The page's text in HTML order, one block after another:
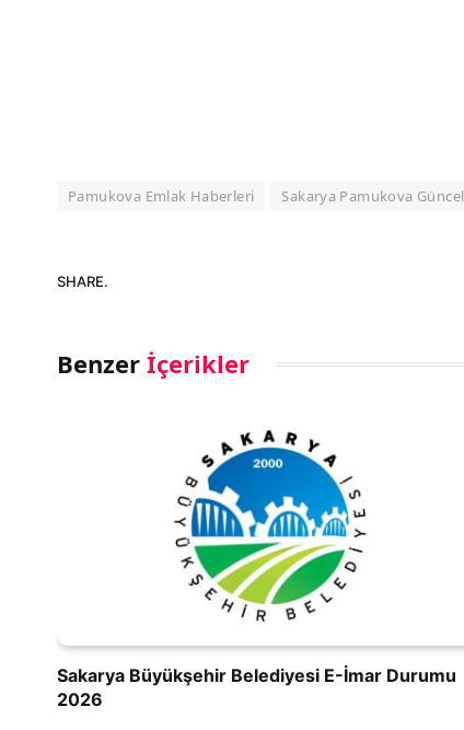
Pamukova Emlak Haberleri Sakarya Pamukova
SHARE.
Benzer İçerikler
Sakarya Büyükşehir Belediyesi E-İmar Durumu
2026